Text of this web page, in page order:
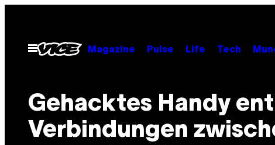
contentOpen
Menu
Magazine Pulse Life Tech
Gehacktes Handy
Verbindungen